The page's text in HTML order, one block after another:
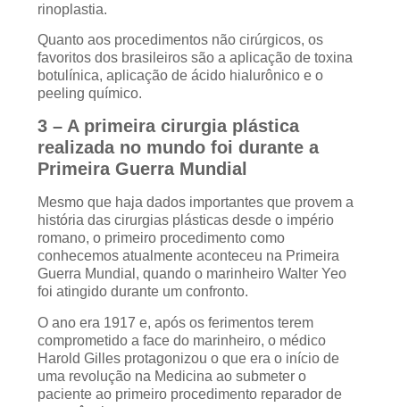
rinoplastia.
Quanto aos procedimentos não cirúrgicos, os
favoritos dos brasileiros são a aplicação de toxina
botulínica, aplicação de ácido hialurônico e o
peeling químico.
3 – A primeira cirurgia plástica
realizada no mundo foi durante a
Primeira Guerra Mundial
Mesmo que haja dados importantes que provem a
história das cirurgias plásticas desde o império
romano, o primeiro procedimento como
conhecemos atualmente aconteceu na Primeira
Guerra Mundial, quando o marinheiro Walter Yeo
foi atingido durante um confronto.
O ano era 1917 e, após os ferimentos terem
comprometido a face do marinheiro, o médico
Harold Gilles protagonizou o que era o início de
uma revolução na Medicina ao submeter o
paciente ao primeiro procedimento reparador de